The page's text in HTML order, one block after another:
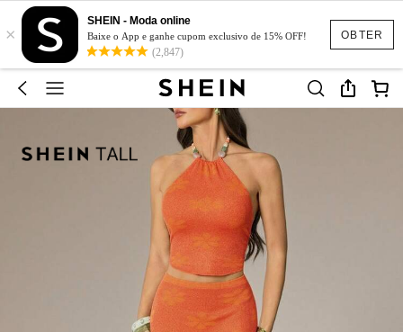
OBTER
×
SHEIN - Moda online
Baixe o App e ganhe cupom exclusivo de 15% OFF!
(2,847)